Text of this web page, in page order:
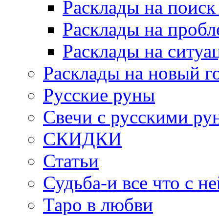
Расклады на
Расклады на
Расклады на
Расклады на новый
Русские руны
Свечи с русскими
СКИДКИ
Статьи
Судьба-и все что с
Таро в любви